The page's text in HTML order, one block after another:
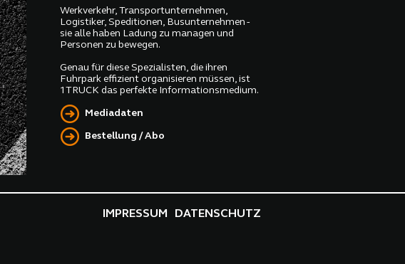
Werkverkehr, Transportunternehmen,
Logistiker, Speditionen, Busunternehmen -
sie alle haben Ladung zu managen und
Personen zu bewegen.
Genau für diese Spezialisten, die ihren
Fuhrpark effizient organisieren müssen, ist
1TRUCK das perfekte Informationsmedium.
Mediadaten
Bestellung / Abo
DATENSCHUTZ
IMPRESSUM